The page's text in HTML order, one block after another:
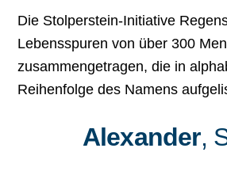
Die Stolperstein-Initiative
Lebensspuren von über 300
zusammengetragen, die in
Reihenfolge des Namens
Alexander,